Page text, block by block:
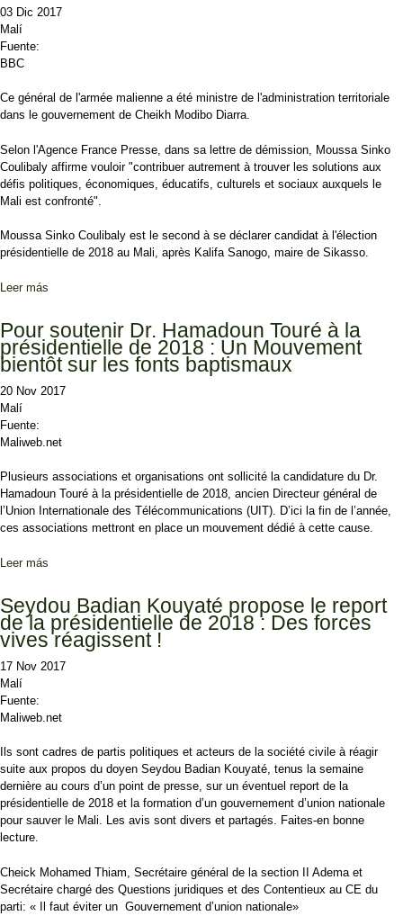
03 Dic 2017
Malí
Fuente:
BBC
Ce général de l'armée malienne a été ministre de l'administration territoriale
dans le gouvernement de Cheikh Modibo Diarra.
Selon l'Agence France Presse, dans sa lettre de démission, Moussa Sinko
Coulibaly affirme vouloir "contribuer autrement à trouver les solutions aux
défis politiques, économiques, éducatifs, culturels et sociaux auxquels le
Mali est confronté".
Moussa Sinko Coulibaly est le second à se déclarer candidat à l'élection
présidentielle de 2018 au Mali, après Kalifa Sanogo, maire de Sikasso.
Leer más
Pour soutenir Dr. Hamadoun Touré à la
présidentielle de 2018 : Un Mouvement
bientôt sur les fonts baptismaux
20 Nov 2017
Malí
Fuente:
Maliweb.net
Plusieurs associations et organisations ont sollicité la candidature du Dr.
Hamadoun Touré à la présidentielle de 2018, ancien Directeur général de
l’Union Internationale des Télécommunications (UIT). D’ici la fin de l’année,
ces associations mettront en place un mouvement dédié à cette cause.
Leer más
Seydou Badian Kouyaté propose le report
de la présidentielle de 2018 : Des forces
vives réagissent !
17 Nov 2017
Malí
Fuente:
Maliweb.net
Ils sont cadres de partis politiques et acteurs de la société civile à réagir
suite aux propos du doyen Seydou Badian Kouyaté, tenus la semaine
dernière au cours d’un point de presse, sur un éventuel report de la
présidentielle de 2018 et la formation d’un gouvernement d’union nationale
pour sauver le Mali. Les avis sont divers et partagés. Faites-en bonne
lecture.
Cheick Mohamed Thiam, Secrétaire général de la section II Adema et
Secrétaire chargé des Questions juridiques et des Contentieux au CE du
parti: « Il faut éviter un Gouvernement d’union nationale»